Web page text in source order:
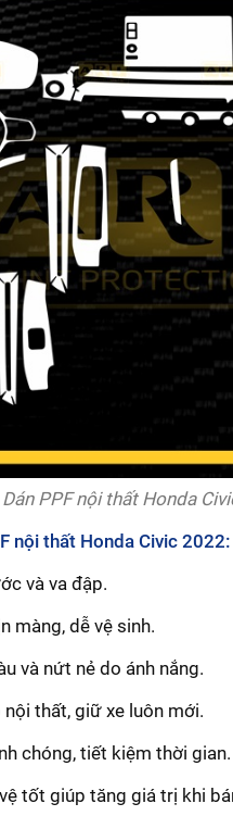
Dán PPF nội thất Honda
nội thất Honda Civic 2022:
và va đập.
màng, dễ vệ sinh.
và nứt nẻ do ánh nắng.
thất, giữ xe luôn mới.
chóng, tiết kiệm thời gian.
tốt giúp tăng giá trị khi